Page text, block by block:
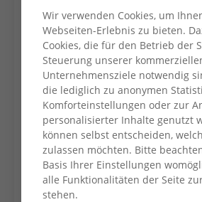
Zahlreiche gut erhaltene und
Verbandskästen wurden beim
abgegeben. Von dort aus ging
Wege nach Charkiw und in
Karpatenukraine. Dort zählt
ZURÜCK ZUR
Wir verwenden Cookies, um
Webseiten-Erlebnis zu bieten.
Cookies, die für den Betrieb der
Steuerung unserer
Unternehmensziele notwendig
die lediglich zu anonymen
Komforteinstellungen oder zur
personalisierter Inhalte genutzt
können selbst entscheiden,
zulassen möchten. Bitte
Basis Ihrer Einstellungen
alle Funktionalitäten der Seite
stehen.